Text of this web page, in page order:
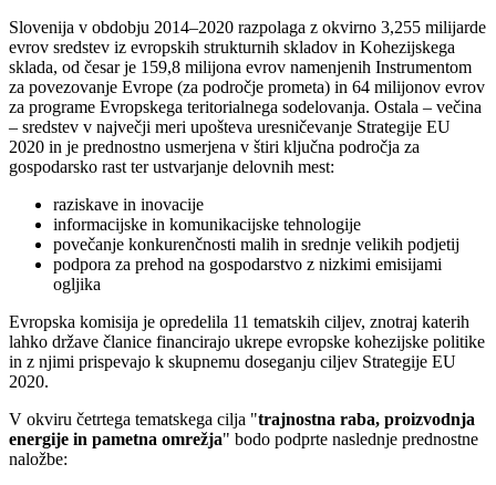
Slovenija v obdobju 2014–2020 razpolaga z okvirno 3,255 milijarde
evrov sredstev iz evropskih strukturnih skladov in Kohezijskega
sklada, od česar je 159,8 milijona evrov namenjenih Instrumentom
za povezovanje Evrope (za področje prometa) in 64 milijonov evrov
za programe Evropskega teritorialnega sodelovanja. Ostala – večina
– sredstev v največji meri upošteva uresničevanje Strategije EU
2020 in je prednostno usmerjena v štiri ključna področja za
gospodarsko rast ter ustvarjanje delovnih mest:
raziskave in inovacije
informacijske in komunikacijske tehnologije
povečanje konkurenčnosti malih in srednje velikih podjetij
podpora za prehod na gospodarstvo z nizkimi emisijami
ogljika
Evropska komisija je opredelila 11 tematskih ciljev, znotraj katerih
lahko države članice financirajo ukrepe evropske kohezijske politike
in z njimi prispevajo k skupnemu doseganju ciljev Strategije EU
2020.
V okviru četrtega tematskega cilja "trajnostna raba, proizvodnja
energije in pametna omrežja" bodo podprte naslednje prednostne
naložbe: